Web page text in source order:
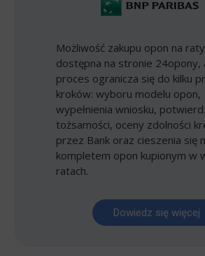
Możliwość zakupu opon na
dostępna na stronie 24opony,
proces ogranicza się do kilku
kroków: wyboru modelu opon,
wypełnienia wniosku,
tożsamości, oceny zdolności
przez Bank oraz cieszenia się
kompletem opon kupionym w
ratach.
Dowiedz się więcej